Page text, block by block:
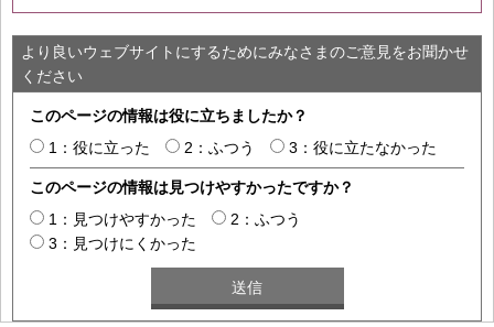
より良いウェブサイトにするためにみなさまのご意見をお聞かせ
ください
このページの情報は役に立ちましたか？
1：役に立った
2：ふつう 3：役に立たなかった
このページの情報は見つけやすかったですか？
1：見つけやすかった
2：ふつう
3：見つけにくかった